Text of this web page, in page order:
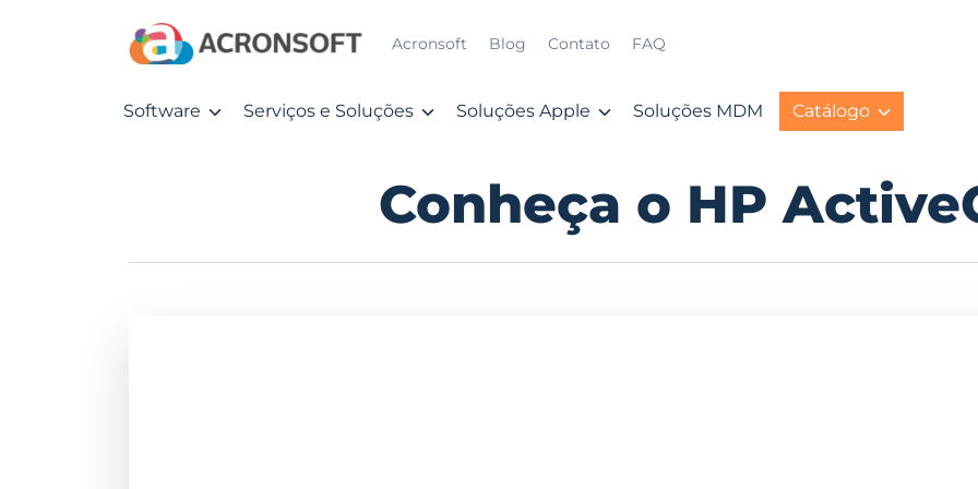
Acronsoft Blog Contato FAQ
Software Serviços e Soluções Soluções Apple Soluções MDM Catálogo
Conheça o HP